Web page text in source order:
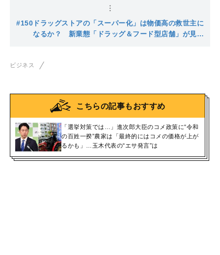
自民党のもくろみは票田への忖度か
#150 ドラッグストアの「スーパー化」は物価高の救世主に
なるか？ 新業態「ドラッグ＆フード型店舗」が見据
ビジネス
こちらの記事もおすすめ
「選挙対策では…」進次郎大臣のコメ政策に“令和
の百姓一揆”農家は「最終的にはコメの価格が上が
るかも」…玉木代表の“エサ発言”は